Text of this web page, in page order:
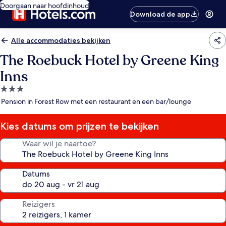
Doorgaan naar hoofdinhoud
Download de app
Alle accommodaties bekijken
The Roebuck Hotel by Greene King
Inns
3.0-
sterrenaccommodatie
Pension in Forest Row met een restaurant en een bar/lounge
Kies datums om prijzen te bekijken
Waar wil je naartoe?
Datums
Reizigers